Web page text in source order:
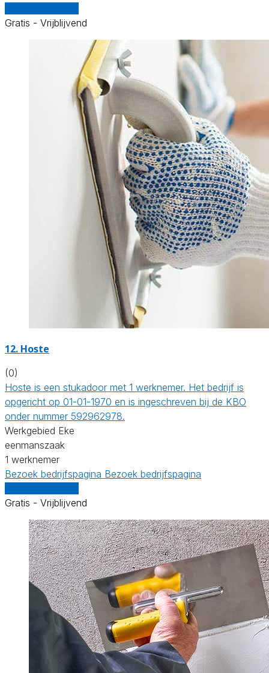
Gratis - Vrijblijvend
12. Hoste
(0)
Hoste is een stukadoor met 1 werknemer. Het bedrijf is
opgericht op 01-01-1970 en is ingeschreven bij de KBO
onder nummer 592962978.
Werkgebied Eke
eenmanszaak
1 werknemer
Bezoek bedrijfspagina Bezoek bedrijfspagina
Gratis - Vrijblijvend